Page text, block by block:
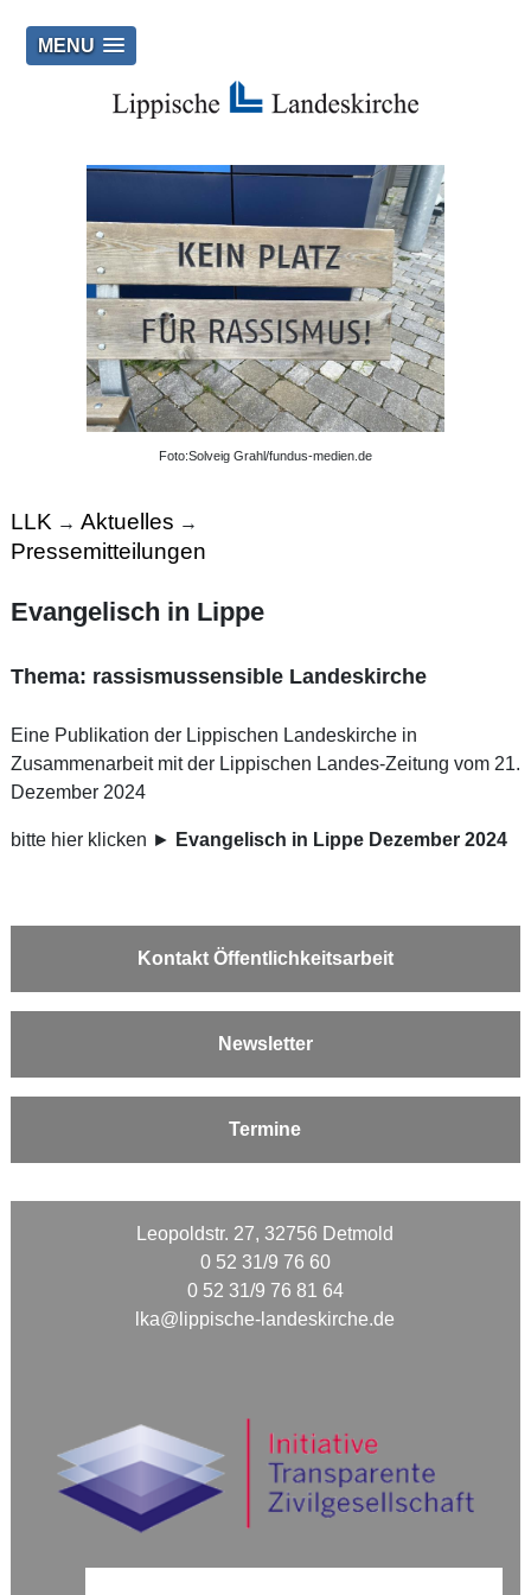
MENU
Foto:Solveig Grahl/fundus-medien.de
LLK → Aktuelles →
Pressemitteilungen
Evangelisch in Lippe
Thema: rassismussensible Landeskirche
Eine Publikation der Lippischen Landeskirche in
Zusammenarbeit mit der Lippischen Landes-Zeitung vom 21.
Dezember 2024
bitte hier klicken ► Evangelisch in Lippe Dezember 2024
Kontakt Öffentlichkeitsarbeit
Newsletter
Termine
Leopoldstr. 27, 32756 Detmold
0 52 31/9 76 60
0 52 31/9 76 81 64
lka@lippische-landeskirche.de